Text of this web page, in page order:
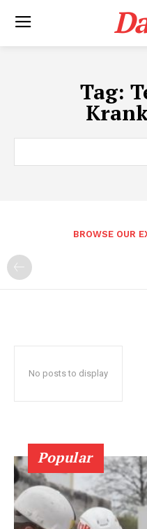
Tag:
BROWSE OUR
No posts to display
Popular